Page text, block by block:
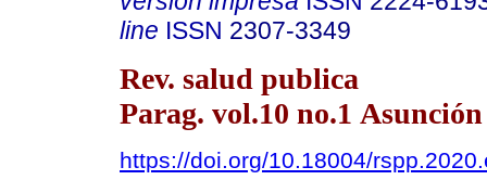
line ISSN 2307-3349
Rev. salud publica
Parag. vol.10 no.1
https://doi.org/10.18004/